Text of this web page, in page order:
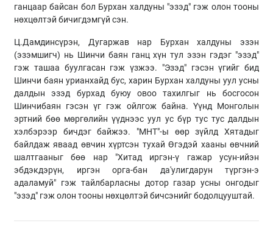
ганцаар байсан бол Бурхан халдуны "эзэд" гэж олон тооны
нөхцөлтэй бичигдэмгүй сэн.
Ц.Дамдинсүрэн, Дугаржав нар Бурхан халдуны эзэн
(эзэмшигч) нь Шинчи баян ганц хүн тул эзэн гэдэг "эзэд"
гэж ташаа буулгасан гэж үзжээ. "Эзэд" гэсэн үгийг бид
Шинчи баян урианхайд бус, харин Бурхан халдуны уул усны
далдын эзэд бурхад буюу овоо тахилгыг нь босгосон
Шинчибаян гэсэн үг гэж ойлгож байна. Үүнд Монголын
эртний бөө мөргөлийн үүднээс уул ус бүр тус тус далдын
хэлбэрээр бичдэг байжээ. "МНТ"-ы өөр зүйлд Хятадыг
байлдаж яваад өвчин хүртсэн тухай Өгэдэй хааны өвчний
шалтгааныг бөө нар "Хитад иргэн-ү гажар усун-ийэн
эбдэкдэрүн, иргэн орга-бан да'улигдарун түргэн-э
адаламуй" гэж тайлбарласны дотор газар усны онгодыг
"эзэд" гэж олон тооны нөхцөлтэй бичсэнийг бодолцууштай.